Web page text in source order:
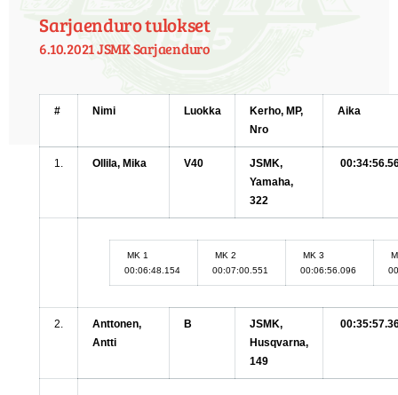
Sarjaenduro tulokset
6.10.2021 JSMK Sarjaenduro
# Nimi Luokka
Kerho, MP,
Nro
Aika
1. Ollila, Mika V40
JSMK,
Yamaha,
322
MK 1
00:06:48.154
MK 2
00:07:00.551
MK 3
00:06:56.096
2.
Anttonen,
Antti
B
JSMK,
Husqvarna,
149